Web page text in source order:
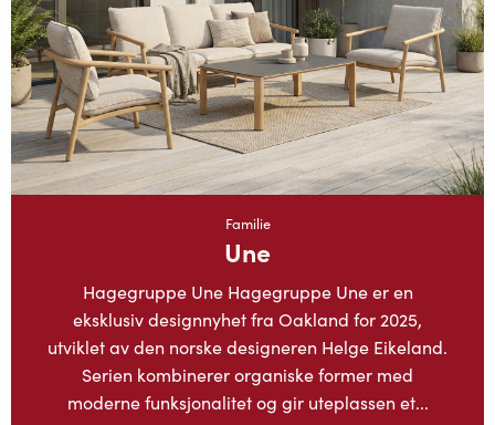
Familie
Une
Hagegruppe Une Hagegruppe Une er en
eksklusiv designnyhet fra Oakland for 2025,
utviklet av den norske designeren Helge Eikeland.
Serien kombinerer organiske former med
moderne funksjonalitet og gir uteplassen et...